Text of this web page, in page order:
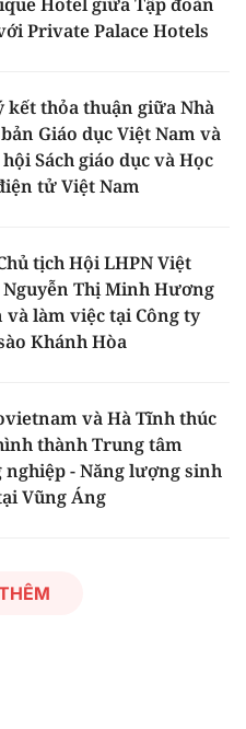
Hotel giữa Tập đoàn
Private Palace Hotels
kết thỏa thuận giữa Nhà
Giáo dục Việt Nam và
Sách giáo dục và Học
tử Việt Nam
tịch Hội LHPN Việt
Thị Minh Hương
và làm việc tại Công ty
Khánh Hòa
và Hà Tĩnh thúc
thành Trung tâm
nghiệp - Năng lượng sinh
Vũng Áng